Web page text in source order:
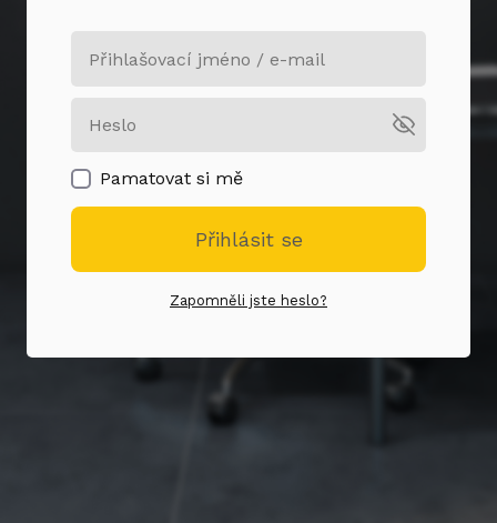
Pamatovat si mě
Přihlásit se
Zapomněli jste heslo?